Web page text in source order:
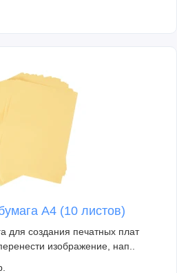
А4 (10 листов)
для создания печатных плат
изображение, нап..